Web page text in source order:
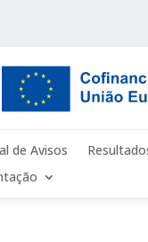
de Avisos